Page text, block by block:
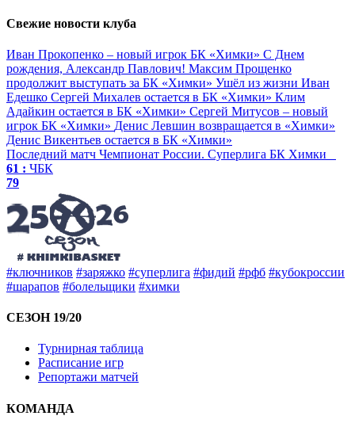
Свежие новости клуба
Иван Прокопенко – новый игрок БК «Химки» С Днем
рождения, Александр Павлович! Максим Прощенко
продолжит выступать за БК «Химки» Ушёл из жизни Иван
Едешко Сергей Михалев остается в БК «Химки» Клим
Адайкин остается в БК «Химки» Сергей Митусов – новый
игрок БК «Химки» Денис Левшин возвращается в «Химки»
Денис Викентьев остается в БК «Химки»
Последний матч Чемпионат России. Суперлига БК Химки
61 : ЧБК
79
#ключников #заряжко #суперлига #фидий #рфб #кубокроссии
#шарапов #болельщики #химки
СЕЗОН 19/20
Турнирная таблица
Расписание игр
Репортажи матчей
КОМАНДА